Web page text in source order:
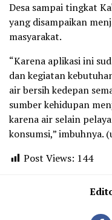
Desa sampai tingkat
yang disampaikan
masyarakat.
“Karena aplikasi ini
dan kegiatan
air bersih kedepan
sumber kehidupan
karena air selain
konsumsi,” imbuhnya.
Post Views: 144